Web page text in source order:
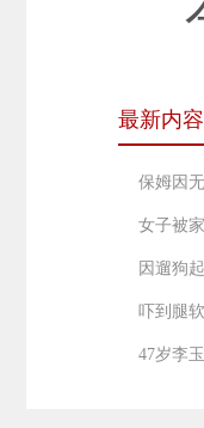
最新内容
保姆因
女子被
因遛狗
吓到腿
47岁李